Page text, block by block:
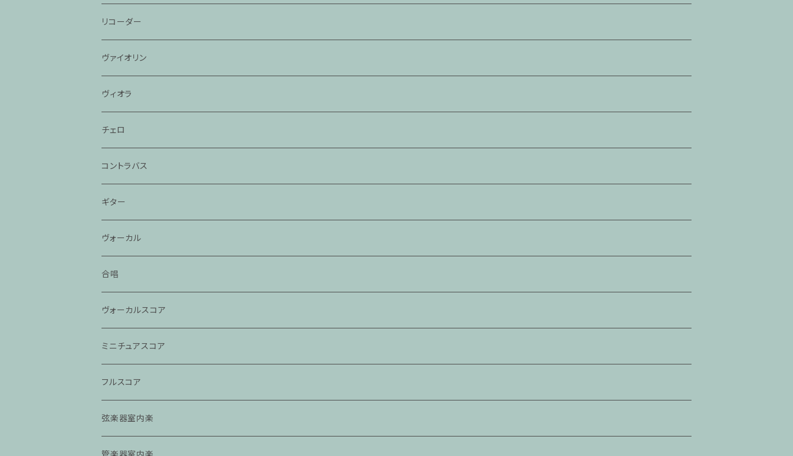
リコーダー
ヴァイオリン
ヴィオラ
チェロ
コントラバス
ギター
ヴォーカル
合唱
ヴォーカルスコア
ミニチュアスコア
フルスコア
弦楽器室内楽